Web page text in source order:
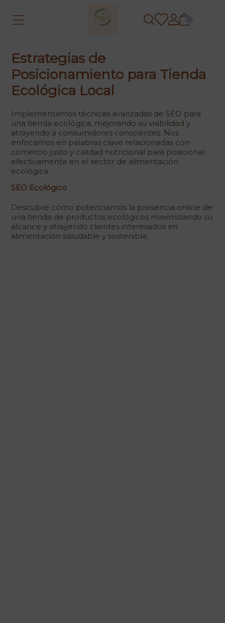
0
Estrategias de
Posicionamiento para Tienda
Ecológica Local
Implementamos técnicas avanzadas de SEO para
una tienda ecológica, mejorando su visibilidad y
atrayendo a consumidores conscientes. Nos
enfocamos en palabras clave relacionadas con
comercio justo y calidad nutricional para posicionar
efectivamente en el sector de alimentación
ecológica.
SEO Ecológico
Descubre cómo potenciamos la presencia online de
una tienda de productos ecológicos maximizando su
alcance y atrayendo clientes interesados en
alimentación saludable y sostenible.